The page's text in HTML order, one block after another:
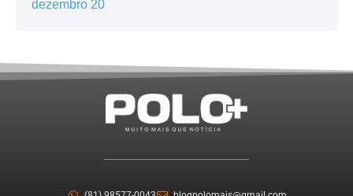
dezembro 20